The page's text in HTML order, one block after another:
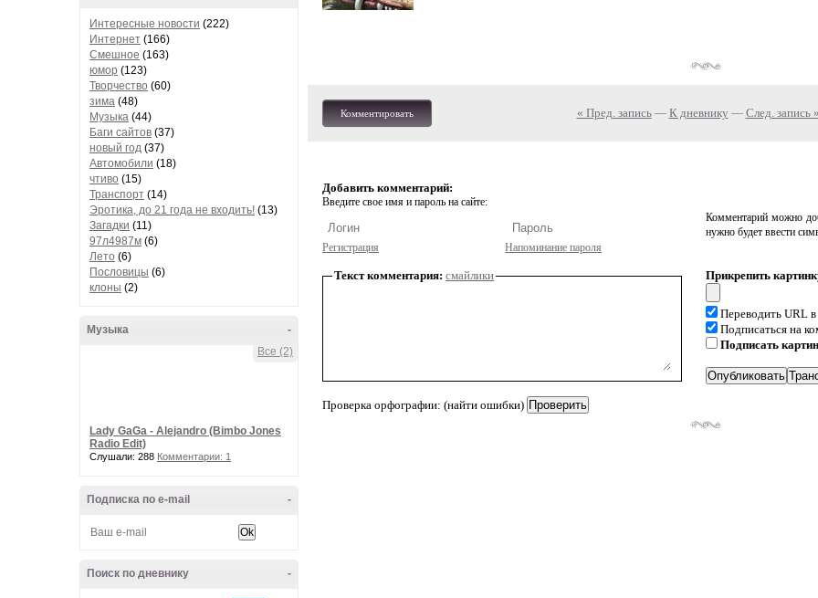
Интересные новости (222)
Интернет (166)
Смешное (163)
юмор (123)
Творчество (60)
зима (48)
Музыка (44)
Баги сайтов (37)
новый год (37)
Автомобили (18)
чтиво (15)
Транспорт (14)
Эротика, до 21 года не входить! (13)
Загадки (11)
97л4987м (6)
Лето (6)
Пословицы (6)
клоны (2)
-
Музыка
Все (2)
Lady GaGa - Alejandro (Bimbo Jones
Radio Edit)
Слушали: 288 Комментарии: 1
-
Подписка по e-mail
-
Поиск по дневнику
Комментировать « Пред. запись— К дневнику — След. запись »
Добавить комментарий:
Введите свое имя и пароль на сайте:
Регистрация Напоминание пароля
Комментарий можно
нужно будет ввести
Текст комментария: смайлики
Проверка орфографии: (найти ошибки)
Прикрепить
Переводить URL
Подписаться на
Подписать